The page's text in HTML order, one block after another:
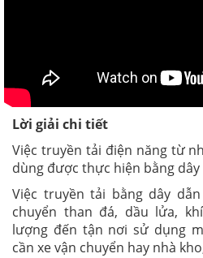
Lời giải chi tiết
Việc truyền tải điện năng từ
dùng được thực hiện bằng dây
Việc truyền tải bằng dây
chuyển than đá, dầu lửa,
lượng đến tận nơi sử dụng
cần xe vận chuyển hay nhà